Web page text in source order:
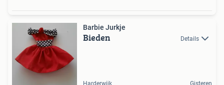
Barbie Jurkje
Bieden Details
Harderwijk Gisteren